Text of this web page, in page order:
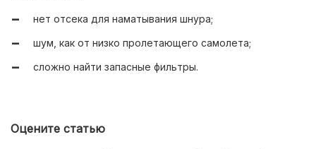
нет отсека для наматывания шнура;
шум, как от низко пролетающего самолета;
сложно найти запасные фильтры.
Оцените статью